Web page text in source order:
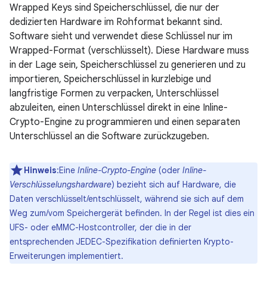
Wrapped Keys sind Speicherschlüssel, die nur der
dedizierten Hardware im Rohformat bekannt sind.
Software sieht und verwendet diese Schlüssel nur im
Wrapped-Format (verschlüsselt). Diese Hardware muss
in der Lage sein, Speicherschlüssel zu generieren und zu
importieren, Speicherschlüssel in kurzlebige und
langfristige Formen zu verpacken, Unterschlüssel
abzuleiten, einen Unterschlüssel direkt in eine Inline-
Crypto-Engine zu programmieren und einen separaten
Unterschlüssel an die Software zurückzugeben.
Hinweis:Eine Inline-Crypto-Engine (oder Inline-
Verschlüsselungshardware) bezieht sich auf Hardware, die
Daten verschlüsselt/entschlüsselt, während sie sich auf dem
Weg zum/vom Speichergerät befinden. In der Regel ist dies ein
UFS- oder eMMC-Hostcontroller, der die in der
entsprechenden JEDEC-Spezifikation definierten Krypto-
Erweiterungen implementiert.